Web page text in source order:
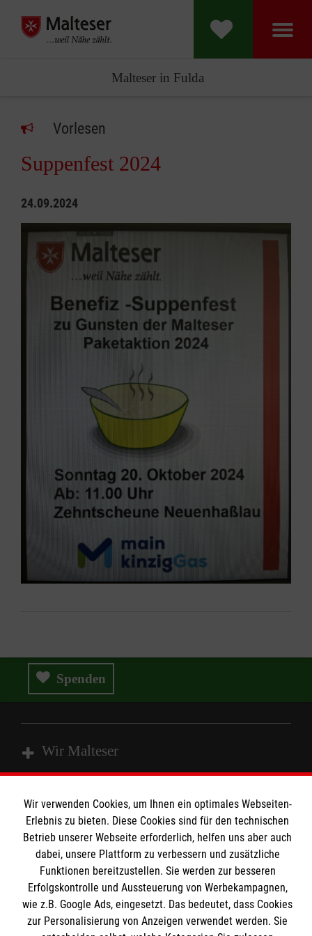
Malteser in Fulda
Vorlesen
Suppenfest 2024
24.09.2024
Spenden
Wir Malteser
Spenden & Helfen
Angebote & Leistungen
Kursangebote
Mitarbeiten & Stellenangebote
Wir Malteser
Informationen
Kontakt
Presse und Medien
Transparenz
Malteser online
Wir verwenden Cookies, um Ihnen ein optimales Webseiten-
Erlebnis zu bieten. Diese Cookies sind für den technischen
Betrieb unserer Webseite erforderlich, helfen uns aber auch
dabei, unsere Plattform zu verbessern und zusätzliche
Funktionen bereitzustellen. Sie werden zur besseren
Erfolgskontrolle und Aussteuerung von Werbekampagnen,
wie z.B. Google Ads, eingesetzt. Das bedeutet, dass Cookies
zur Personalisierung von Anzeigen verwendet werden. Sie